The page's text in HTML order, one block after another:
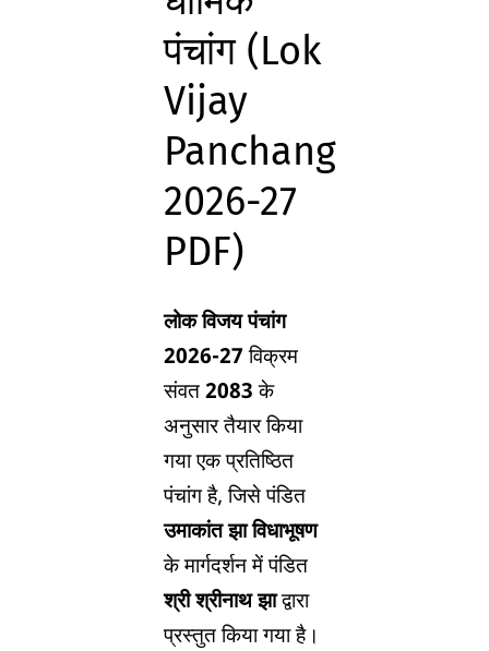
पंचांग (Lok
Vijay
Panchang
2026-27
PDF)
लोक विजय पंचांग
2026-27विक्रम
संवत2083के
अनुसार तैयार किया
गया एक प्रतिष्ठित
पंचांग है, जिसे पंडित
उमाकांत झा विधाभूषण
के मार्गदर्शन में पंडित
श्री श्रीनाथ झाद्वारा
प्रस्तुत किया गया है।